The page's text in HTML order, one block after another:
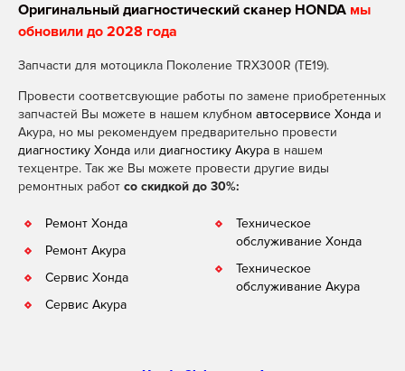
Оригинальный диагностический сканер HONDA мы
обновили до 2028 года
Запчасти для мотоцикла Поколение TRX300R (TE19).
Провести соответсвующие работы по замене приобретенных
запчастей Вы можете в нашем клубном автосервисе Хонда и
Акура, но мы рекомендуем предварительно провести
диагностику Хонда или диагностику Акура в нашем
техцентре. Так же Вы можете провести другие виды
ремонтных работ со скидкой до 30%:
Ремонт Хонда
Ремонт Акура
Сервис Хонда
Сервис Акура
Техническое
обслуживание Хонда
Техническое
обслуживание Акура